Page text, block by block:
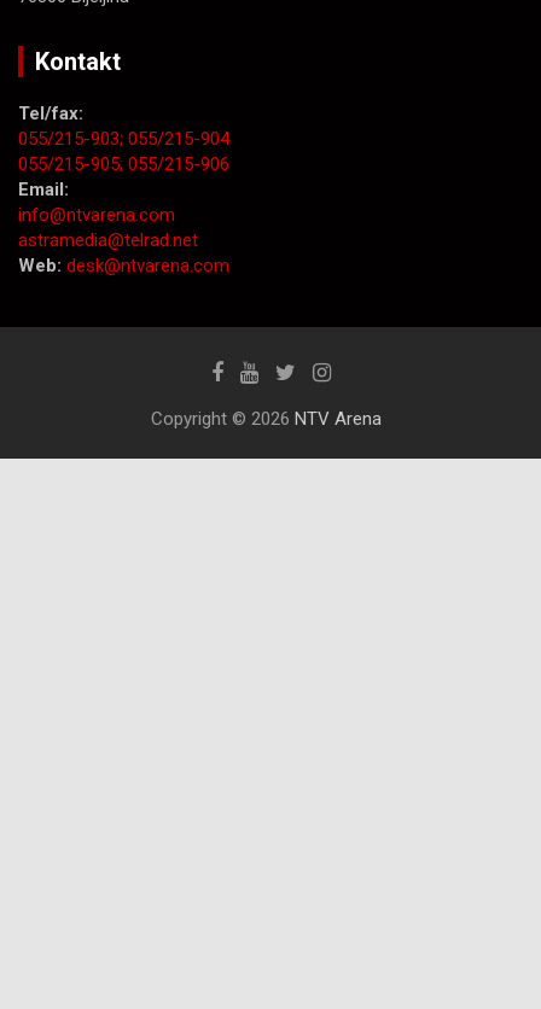
Kontakt
Tel/fax:
055/215-903; 055/215-904
055/215-905; 055/215-906
Email:
info@ntvarena.com
astramedia@telrad.net
Web: desk@ntvarena.com
Copyright © 2026 NTV Arena